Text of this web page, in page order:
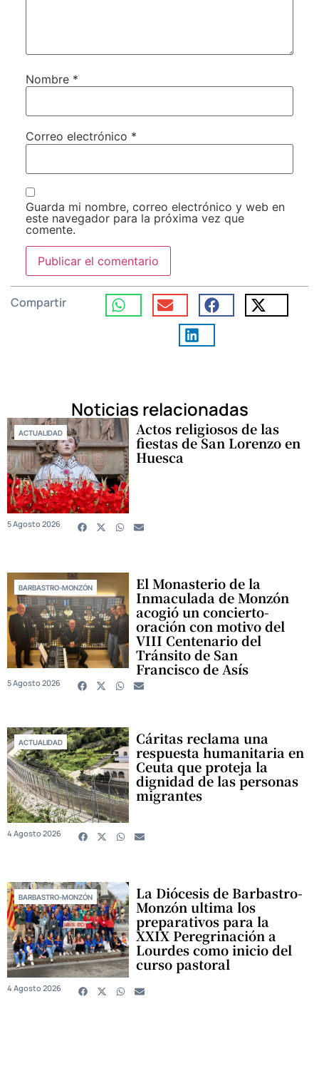
Nombre *
Correo electrónico *
Guarda mi nombre, correo electrónico y web en
este navegador para la próxima vez que
comente.
Compartir
Noticias relacionadas
ACTUALIDAD Actos religiosos de las
fiestas de San Lorenzo en
Huesca
5 Agosto 2026
BARBASTRO-MONZÓN El Monasterio de la
Inmaculada de Monzón
acogió un concierto-
oración con motivo del
VIII Centenario del
Tránsito de San
Francisco de Asís
5 Agosto 2026
ACTUALIDAD Cáritas reclama una
respuesta humanitaria en
Ceuta que proteja la
dignidad de las personas
migrantes
4 Agosto 2026
BARBASTRO-MONZÓN La Diócesis de Barbastro-
Monzón ultima los
preparativos para la
XXIX Peregrinación a
Lourdes como inicio del
curso pastoral
4 Agosto 2026